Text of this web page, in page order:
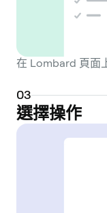
在 Lombard 頁面
03
選擇操作